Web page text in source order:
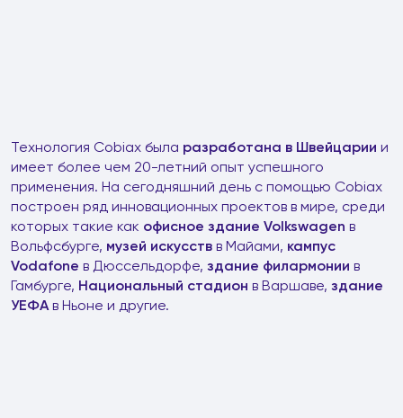
Технология Cobiax была разработана в Швейцарии и
имеет более чем 20-летний опыт успешного
применения. На сегодняшний день с помощью Cobiax
построен ряд инновационных проектов в мире, среди
которых такие как офисное здание Volkswagen в
Вольфсбурге, музей искусств в Майами, кампус
Vodafone в Дюссельдорфе, здание филармонии в
Гамбурге, Национальный стадион в Варшаве, здание
УЕФАв Ньоне и другие.